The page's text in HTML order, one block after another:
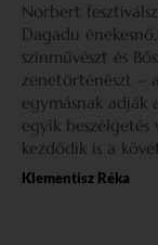
Norbert
Dagadu
színművészt és
zenetörténészt –
egymásnak adják
egyik
kezdődik is a
Klementisz Réka